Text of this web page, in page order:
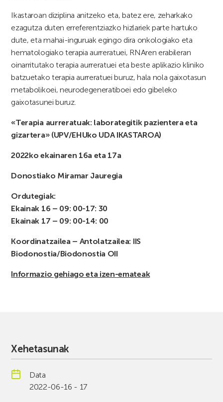
Ikastaroan diziplina anitzeko eta, batez ere, zeharkako
ezagutza duten erreferentziazko hizlariek parte hartuko
dute, eta mahai-inguruak egingo dira onkologiako eta
hematologiako terapia aurreratuei, RNAren erabileran
oinarritutako terapia aurreratuei eta beste aplikazio kliniko
batzuetako terapia aurreratuei buruz, hala nola gaixotasun
metabolikoei, neurodegeneratiboei edo gibeleko
gaixotasunei buruz.
«Terapia aurreratuak: laborategitik pazientera eta
gizartera» (UPV/EHUko UDA IKASTAROA)
2022ko ekainaren 16a eta 17a
Donostiako Miramar Jauregia
Ordutegiak:
Ekainak 16 – 09: 00-17: 30
Ekainak 17 – 09: 00-14: 00
Koordinatzailea – Antolatzailea: IIS
Biodonostia/Biodonostia OII
Informazio gehiago eta izen-emateak
Xehetasunak
Data
2022-06-16 - 17